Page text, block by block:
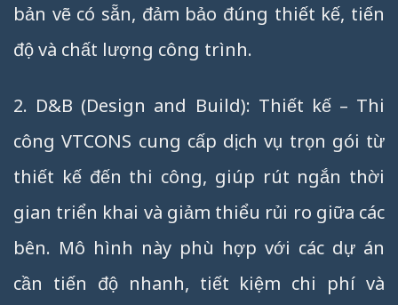
bản vẽ có sẵn, đảm bảo đúng thiết kế, tiến
độ và chất lượng công trình.
2. D&B (Design and Build): Thiết kế – Thi
công VTCONS cung cấp dịch vụ trọn gói từ
thiết kế đến thi công, giúp rút ngắn thời
gian triển khai và giảm thiểu rủi ro giữa các
bên. Mô hình này phù hợp với các dự án
cần tiến độ nhanh, tiết kiệm chi phí và